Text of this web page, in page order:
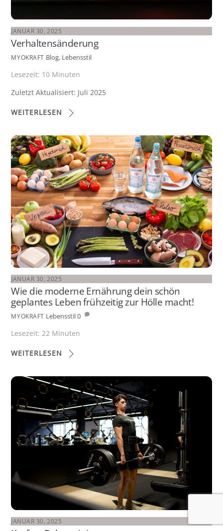
JANUAR 30, 2025
Verhaltensänderung
MYOKRAFT Blog, Lebensstil
Lesezeit: 10 Minuten
Zuletzt Aktualisiert: Juli 2025
WEITERLESEN
JANUAR 30, 2025
Wie die moderne Ernährung dein schön
geplantes Leben frühzeitig zur Hölle macht!
MYOKRAFT Lebensstil0
Lesezeit: 22 Minuten
WEITERLESEN
JANUAR 30, 2025